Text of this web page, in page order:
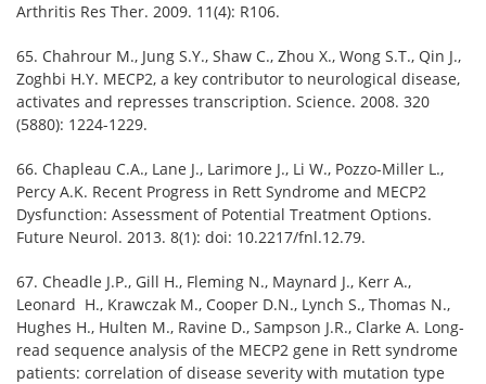
Arthritis Res Ther. 2009. 11(4): R106.
65. Chahrour M., Jung S.Y., Shaw C., Zhou X., Wong S.T., Qin J.,
Zoghbi H.Y. MECP2, a key contributor to neurological disease,
activates and represses transcription. Science. 2008. 320
(5880): 1224-1229.
66. Chapleau C.A., Lane J., Larimore J., Li W., Pozzo-Miller L.,
Percy A.K. Recent Progress in Rett Syndrome and MECP2
Dysfunction: Assessment of Potential Treatment Options.
Future Neurol. 2013. 8(1): doi: 10.2217/fnl.12.79.
67. Cheadle J.P., Gill H., Fleming N., Maynard J., Kerr A.,
Leonard H., Krawczak M., Cooper D.N., Lynch S., Thomas N.,
Hughes H., Hulten M., Ravine D., Sampson J.R., Clarke A. Long-
read sequence analysis of the MECP2 gene in Rett syndrome
patients: correlation of disease severity with mutation type